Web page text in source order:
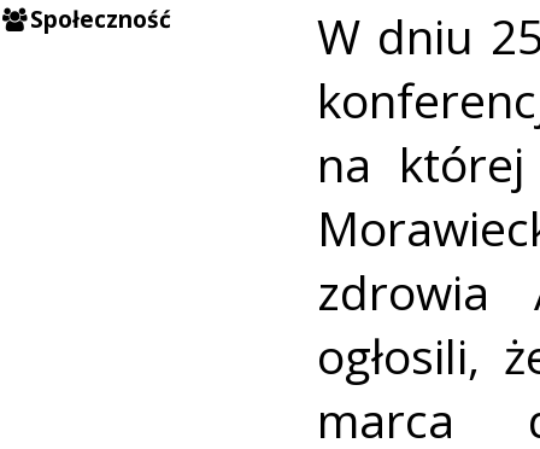
Społeczność
W dniu
na
zdrowia
ogłosili,
marca